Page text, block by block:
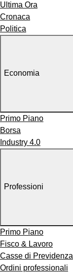
Ultima Ora
Cronaca
Politica
Economia
Primo Piano
Borsa
Industry 4.0
Professioni
Primo Piano
Fisco & Lavoro
Casse di Previdenza
Ordini professionali